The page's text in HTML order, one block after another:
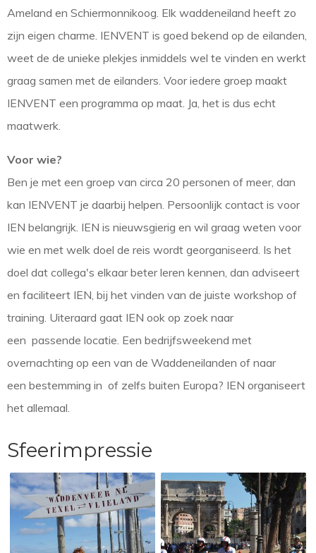
Ameland en Schiermonnikoog. Elk waddeneiland heeft zo
zijn eigen charme. IENVENT is goed bekend op de eilanden,
weet de de unieke plekjes inmiddels wel te vinden en werkt
graag samen met de eilanders. Voor iedere groep maakt
IENVENT een programma op maat. Ja, het is dus echt
maatwerk.
Voor wie?
Ben je met een groep van circa 20 personen of meer, dan
kan IENVENT je daarbij helpen. Persoonlijk contact is voor
IEN belangrijk. IEN is nieuwsgierig en wil graag weten voor
wie en met welk doel de reis wordt georganiseerd. Is het
doel dat collega's elkaar beter leren kennen, dan adviseert
en faciliteert IEN, bij het vinden van de juiste workshop of
training. Uiteraard gaat IEN ook op zoek naar
een passende locatie. Een bedrijfsweekend met
overnachting op een van de Waddeneilanden of naar
een bestemming in of zelfs buiten Europa? IEN organiseert
het allemaal.
Sfeerimpressie